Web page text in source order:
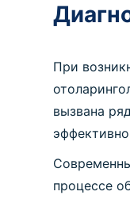
При
вызвана
процессе